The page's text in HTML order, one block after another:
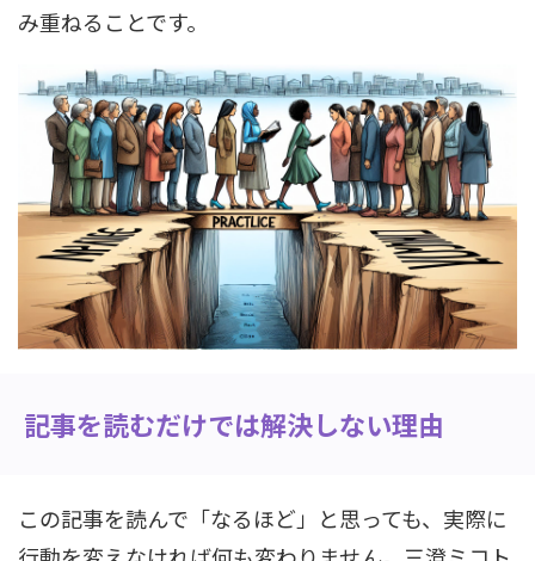
み重ねることです。
記事を読むだけでは解決しない理由
この記事を読んで「なるほど」と思っても、実際に